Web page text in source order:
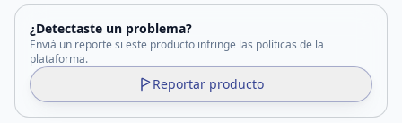
¿Detectaste un problema?
Enviá un reporte si este producto infringe las políticas de la
plataforma.
Reportar producto